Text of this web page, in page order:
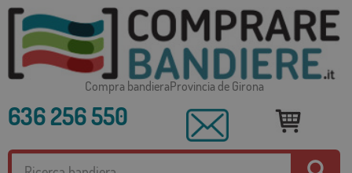
Compra bandieraProvincia de Girona
636 256 550